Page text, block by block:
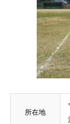
所在地